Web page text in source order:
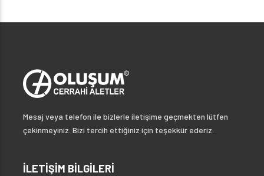
Mesaj veya telefon ile bizlerle iletişime geçmekten lütfen
çekinmeyiniz. Bizi tercih ettiğiniz için teşekkür ederiz.
İLETİŞİM BİLGİLERİ